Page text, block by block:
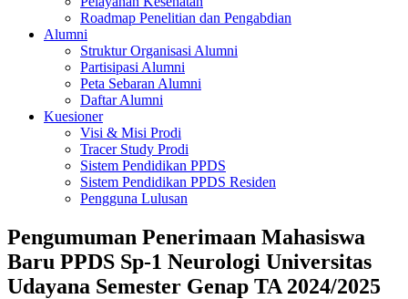
Roadmap Penelitian dan Pengabdian
Alumni
Struktur Organisasi Alumni
Partisipasi Alumni
Peta Sebaran Alumni
Daftar Alumni
Kuesioner
Visi & Misi Prodi
Tracer Study Prodi
Sistem Pendidikan PPDS
Sistem Pendidikan PPDS Residen
Pengguna Lulusan
Pengumuman Penerimaan Mahasiswa
Baru PPDS Sp-1 Neurologi Universitas
Udayana Semester Genap TA 2024/2025